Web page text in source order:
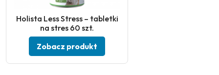
Holista Less Stress – tabletki
na stres 60 szt.
Zobacz produkt